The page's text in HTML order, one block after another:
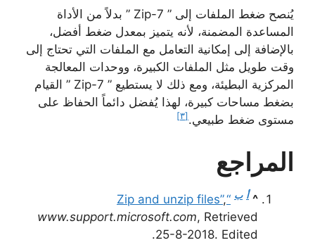
يُنصح ضغط الملفات إلى ” 7-Zip ” بدلاً من الأداة
المساعدة المضمنة، لأنه يتميز بمعدل ضغط أفضل،
بالإضافة إلى إمكانية التعامل مع الملفات التي تحتاج إلى
وقت طويل مثل الملفات الكبيرة، ووحدات المعالجة
المركزية البطيئة، ومع ذلك لا يستطيع ” 7-Zip ” القيام
بضغط مساحات كبيرة، لهذا يُفضل دائماً الحفاظ على
مستوى ضغط طبيعي. [٣]
المراجع
^ أ ب “Zip and unzip files”
,
www.support.microsoft.com, Retrieved
25-8-2018. Edited.